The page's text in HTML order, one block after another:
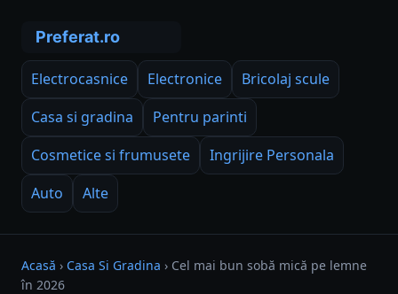
Electrocasnice Electronice
Bricolaj scule
Casa si gradina
Pentru parinti
Cosmetice si frumusete
Ingrijire Personala
Auto
Alte
Acasă › Casa Si Gradina › Cel mai bun sobă mică pe lemne
în 2026